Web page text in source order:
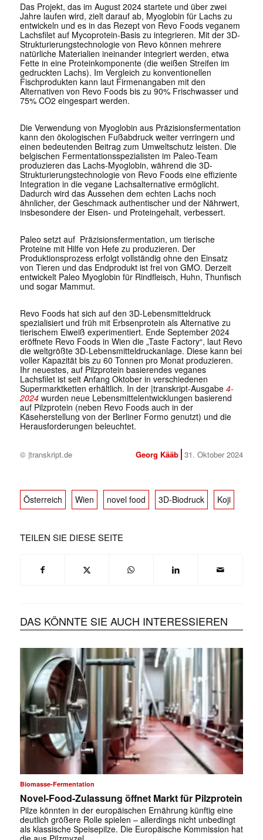
Das Projekt, das im August 2024 startete und über zwei
Jahre laufen wird, zielt darauf ab, Myoglobin für Lachs zu
entwickeln und es in das Rezept von Revo Foods veganem
Lachsfilet auf Mycoprotein-Basis zu integrieren. Mit der 3D-
Strukturierungstechnologie von Revo können mehrere
natürliche Materialien ineinander integriert werden, etwa
Fette in eine Proteinkomponente (die weißen Streifen im
gedruckten Lachs). Im Vergleich zu konventionellen
Fischprodukten kann laut Firmenangaben mit den
Alternativen von Revo Foods bis zu 90% Frischwasser und
75% CO2 eingespart werden.
Die Verwendung von Myoglobin aus Präzisionsfermentation
kann den ökologischen Fußabdruck weiter verringern und
einen bedeutenden Beitrag zum Umweltschutz leisten. Die
belgischen Fermentationsspezialisten im Paleo-Team
produzieren das Lachs-Myoglobin, während die 3D-
Strukturierungstechnologie von Revo Foods eine effiziente
Integration in die vegane Lachsalternative ermöglicht.
Dadurch wird das Aussehen dem echten Lachs noch
ähnlicher, der Geschmack authentischer und der Nährwert,
insbesondere der Eisen- und Proteingehalt, verbessert.
Paleo setzt auf Präzisionsfermentation, um tierische
Proteine mit Hilfe von Hefe zu produzieren. Der
Produktionsprozess erfolgt vollständig ohne den Einsatz
von Tieren und das Endprodukt ist frei von GMO. Derzeit
entwickelt Paleo Myoglobin für Rindfleisch, Huhn, Thunfisch
und sogar Mammut.
Revo Foods hat sich auf den 3D-Lebensmitteldruck
spezialisiert und früh mit Erbsenprotein als Alternative zu
tierischem Eiweiß experimentiert. Ende September 2024
eröffnete Revo Foods in Wien die „Taste Factory“, laut Revo
die weltgrößte 3D-Lebensmitteldruckanlage. Diese kann bei
voller Kapazität bis zu 60 Tonnen pro Monat produzieren.
Ihr neuestes, auf Pilzprotein basierendes veganes
Lachsfilet ist seit Anfang Oktober in verschiedenen
Supermarktketten erhältlich. In der |transkript-Ausgabe 4-
2024wurden neue Lebensmittelentwicklungen basierend
auf Pilzprotein (neben Revo Foods auch in der
Käseherstellung von der Berliner Formo genutzt) und die
Herausforderungen beleuchtet.
© |transkript.de Georg Kääb 31. Oktober 2024
Österreich Wien novel food 3D-Biodruck Koji
TEILEN SIE DIESE SEITE
DAS KÖNNTE SIE AUCH INTERESSIEREN
Biomasse-Fermentation
Novel-Food-Zulassung öffnet Markt für Pilzprotein
Pilze könnten in der europäischen Ernährung künftig eine
deutlich größere Rolle spielen – allerdings nicht unbedingt
als klassische Speisepilze. Die Europäische Kommission hat